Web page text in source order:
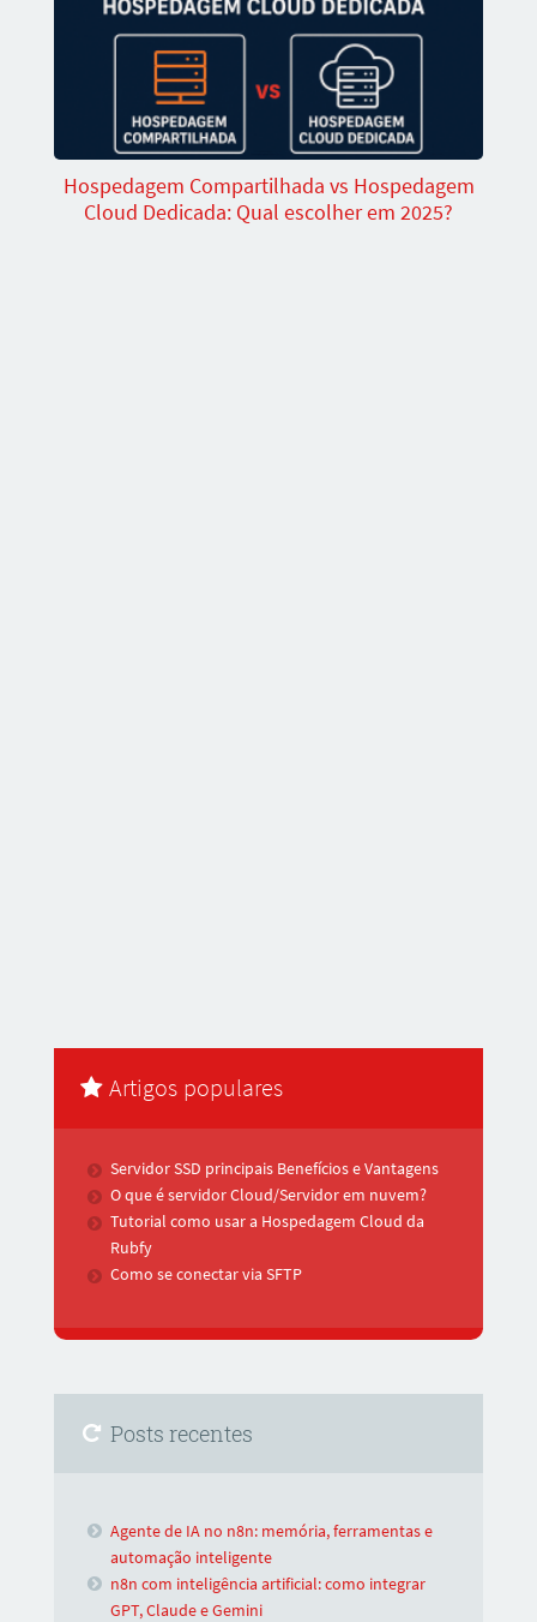
Hospedagem Compartilhada vs Hospedagem
Cloud Dedicada: Qual escolher em 2025?
Artigos populares
Servidor SSD principais Benefícios e Vantagens
O que é servidor Cloud/Servidor em nuvem?
Tutorial como usar a Hospedagem Cloud da
Rubfy
Como se conectar via SFTP
Posts recentes
Agente de IA no n8n: memória, ferramentas e
automação inteligente
n8n com inteligência artificial: como integrar
GPT, Claude e Gemini